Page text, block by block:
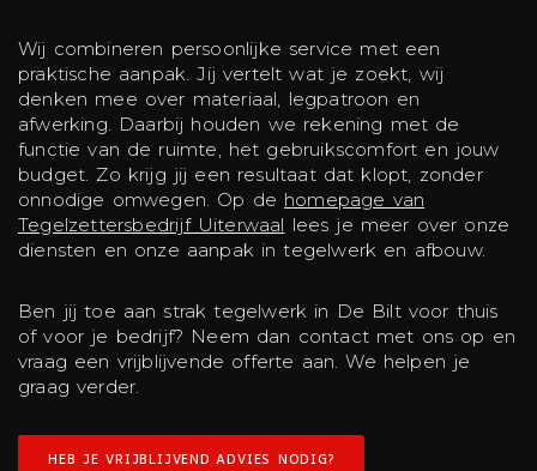
Wij combineren persoonlijke service met een
praktische aanpak. Jij vertelt wat je zoekt, wij
denken mee over materiaal, legpatroon en
afwerking. Daarbij houden we rekening met de
functie van de ruimte, het gebruikscomfort en jouw
budget. Zo krijg jij een resultaat dat klopt, zonder
onnodige omwegen. Op de homepage van
Tegelzettersbedrijf Uiterwaal lees je meer over onze
diensten en onze aanpak in tegelwerk en afbouw.
Ben jij toe aan strak tegelwerk in De Bilt voor thuis
of voor je bedrijf? Neem dan contact met ons op en
vraag een vrijblijvende offerte aan. We helpen je
graag verder.
HEB JE VRIJBLIJVEND ADVIES NODIG?